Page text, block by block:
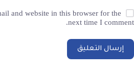
and website in this browser for the
next time I comment.
إرسال التعليق